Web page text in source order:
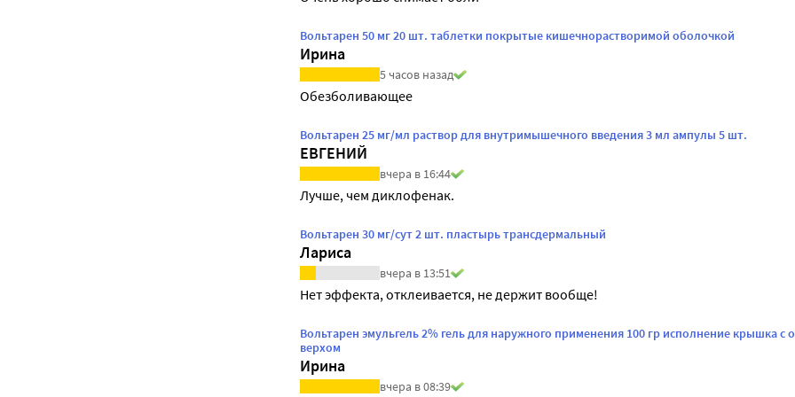
Вольтарен 50 мг 20 шт. таблетки покрытые кишечнорастворимой оболочкой
Ирина
5 часов назад
Обезболивающее
Вольтарен 25 мг/мл раствор для внутримышечного введения 3 мл ампулы 5 шт.
ЕВГЕНИЙ
вчера в 16:44
Лучше, чем диклофенак.
Вольтарен 30 мг/сут 2 шт. пластырь трансдермальный
Лариса
вчера в 13:51
Нет эффекта, отклеивается, не держит вообще!
Вольтарен эмульгель 2% гель для наружного применения 100 гр исполнение крышка
верхом
Ирина
вчера в 08:39